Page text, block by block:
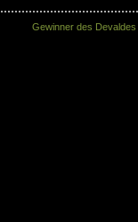
Gewinner des Devaldes